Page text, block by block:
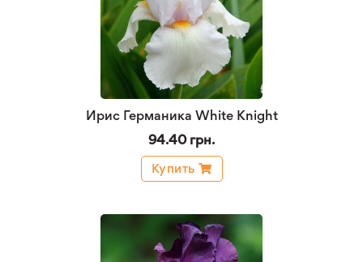
Ирис Германика White Knight
94.40 грн.
Купить